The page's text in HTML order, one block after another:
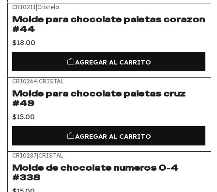
CRI0211|Cristela
Molde para chocolate paletas corazon
#44
$18.00
AGREGAR AL CARRITO
CRI0264|CRISTAL
Molde para chocolate paletas cruz
#49
$15.00
AGREGAR AL CARRITO
CRI0287|CRISTAL
Molde de chocolate numeros 0-4
#338